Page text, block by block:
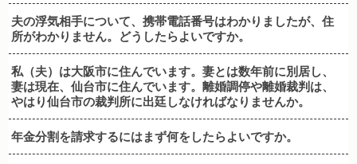
夫の浮気相手について、携帯電話番号はわかりましたが、住
所がわかりません。どうしたらよいですか。
私（夫）は大阪市に住んでいます。妻とは数年前に別居し、
妻は現在、仙台市に住んでいます。離婚調停や離婚裁判は、
やはり仙台市の裁判所に出廷しなければなりませんか。
年金分割を請求するにはまず何をしたらよいですか。